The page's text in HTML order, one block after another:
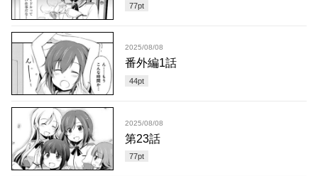
77pt
2025/08/08
番外編1話
44pt
2025/08/08
第23話
77pt